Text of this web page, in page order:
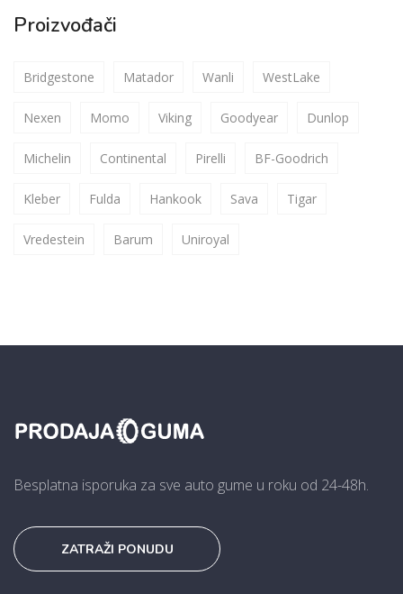
Proizvođači
Bridgestone Matador Wanli WestLake
Nexen Momo Viking Goodyear Dunlop
Michelin Continental Pirelli BF-Goodrich
Kleber Fulda Hankook Sava Tigar
Vredestein Barum Uniroyal
Besplatna isporuka za sve auto gume u roku od 24-48h.
ZATRAŽI PONUDU